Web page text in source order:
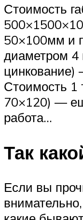
Стоимость
50×100мм и
диаметром 4
цинкование)
Стоимость 1
70×120) —
работа…
Так
Если вы